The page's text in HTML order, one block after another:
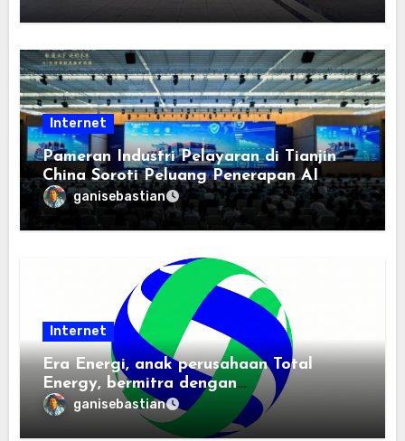
Berorientasi pada Masyarakat
Internet
Pameran Industri Pelayaran di Tianjin
China Soroti Peluang Penerapan AI
ganisebastian
Internet
Era Energi, anak perusahaan Total
Energy, bermitra dengan
Zhuochuangtong untuk mempercepat
transisi energi Indonesia — raksasa
ganisebastian